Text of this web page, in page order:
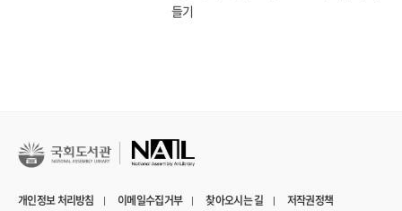
들기
개인정보 처리방침 이메일수집거부 찾아오시는 길 저작권정책